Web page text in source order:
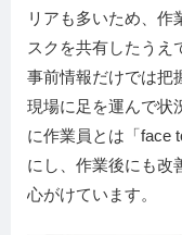
リアも多いため、作
スクを共有したうえ
事前情報だけでは把
現場に足を運んで状
に作業員とは「face
にし、作業後にも改
心がけています。